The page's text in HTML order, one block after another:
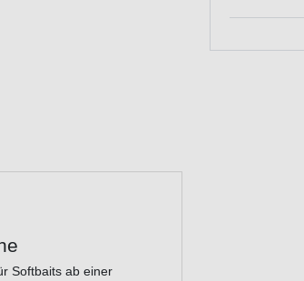
Softbaits ab einer